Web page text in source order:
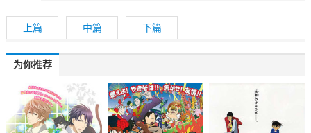
上篇 中篇 下篇
为你推荐